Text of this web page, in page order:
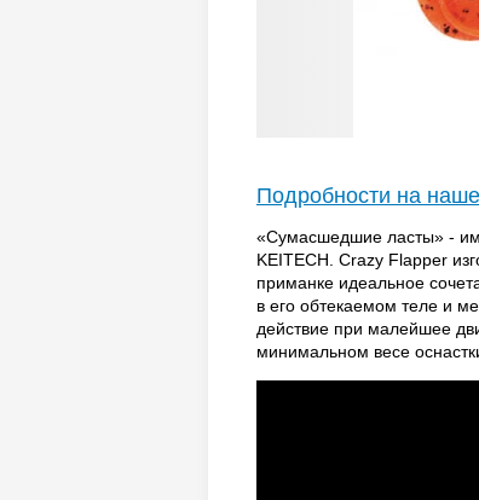
Подробности на
«Сумасшедшие ласты» -
KEITECH. Crazy Flapper
приманке идеальное
в его обтекаемом теле и
действие при малейшее
минимальном весе